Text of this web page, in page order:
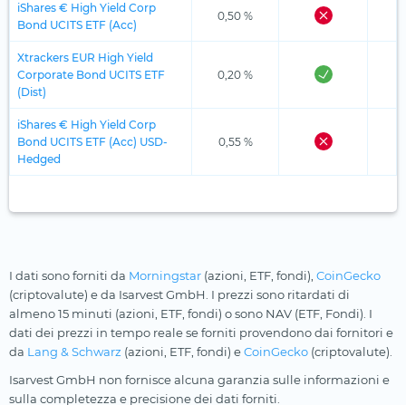
iShares € High Yield Corp
Bond UCITS ETF (Acc)
0,50 %
Xtrackers EUR High Yield
Corporate Bond UCITS ETF
(Dist)
0,20 %
iShares € High Yield Corp
Bond UCITS ETF (Acc) USD-
Hedged
0,55 %
I dati sono forniti da Morningstar (azioni, ETF, fondi), CoinGecko
(criptovalute) e da Isarvest GmbH. I prezzi sono ritardati di
almeno 15 minuti (azioni, ETF, fondi) o sono NAV (ETF, Fondi). I
dati dei prezzi in tempo reale se forniti provendono dai fornitori e
da Lang & Schwarz (azioni, ETF, fondi) eCoinGecko (criptovalute).
Isarvest GmbH non fornisce alcuna garanzia sulle informazioni e
sulla completezza e precisione dei dati forniti.